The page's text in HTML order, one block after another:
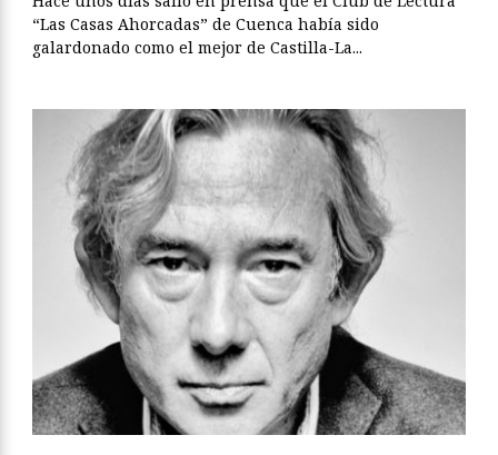
“Las Casas Ahorcadas” de Cuenca había sido
galardonado como el mejor de Castilla-La...